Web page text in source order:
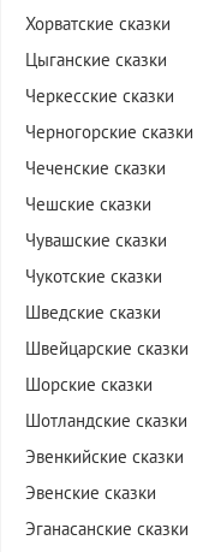
Хорватские сказки
Цыганские сказки
Черкесские сказки
Черногорские сказки
Чеченские сказки
Чешские сказки
Чувашские сказки
Чукотские сказки
Шведские сказки
Швейцарские сказки
Шорские сказки
Шотландские сказки
Эвенкийские сказки
Эвенские сказки
Эганасанские сказки